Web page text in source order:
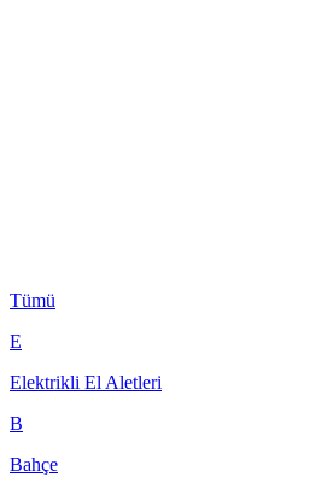
Tümü
E
Elektrikli El Aletleri
B
Bahçe